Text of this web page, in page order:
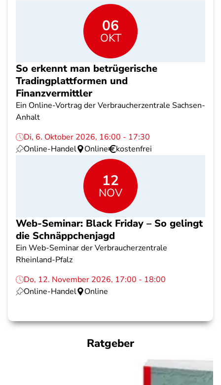
06
OKT
So erkennt man betrügerische
Tradingplattformen und
Finanzvermittler
Ein Online-Vortrag der Verbraucherzentrale Sachsen-
Anhalt
Di, 6. Oktober 2026, 16:00 - 17:30
Online-Handel
Online kostenfrei
12
NOV
Web-Seminar: Black Friday – So gelingt
die Schnäppchenjagd
Ein Web-Seminar der Verbraucherzentrale
Rheinland-Pfalz
Do, 12. November 2026, 17:00 - 18:00
Online-Handel
Online
Ratgeber